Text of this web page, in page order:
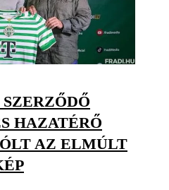
HAZATÉRŐ
AZ ELMÚLT